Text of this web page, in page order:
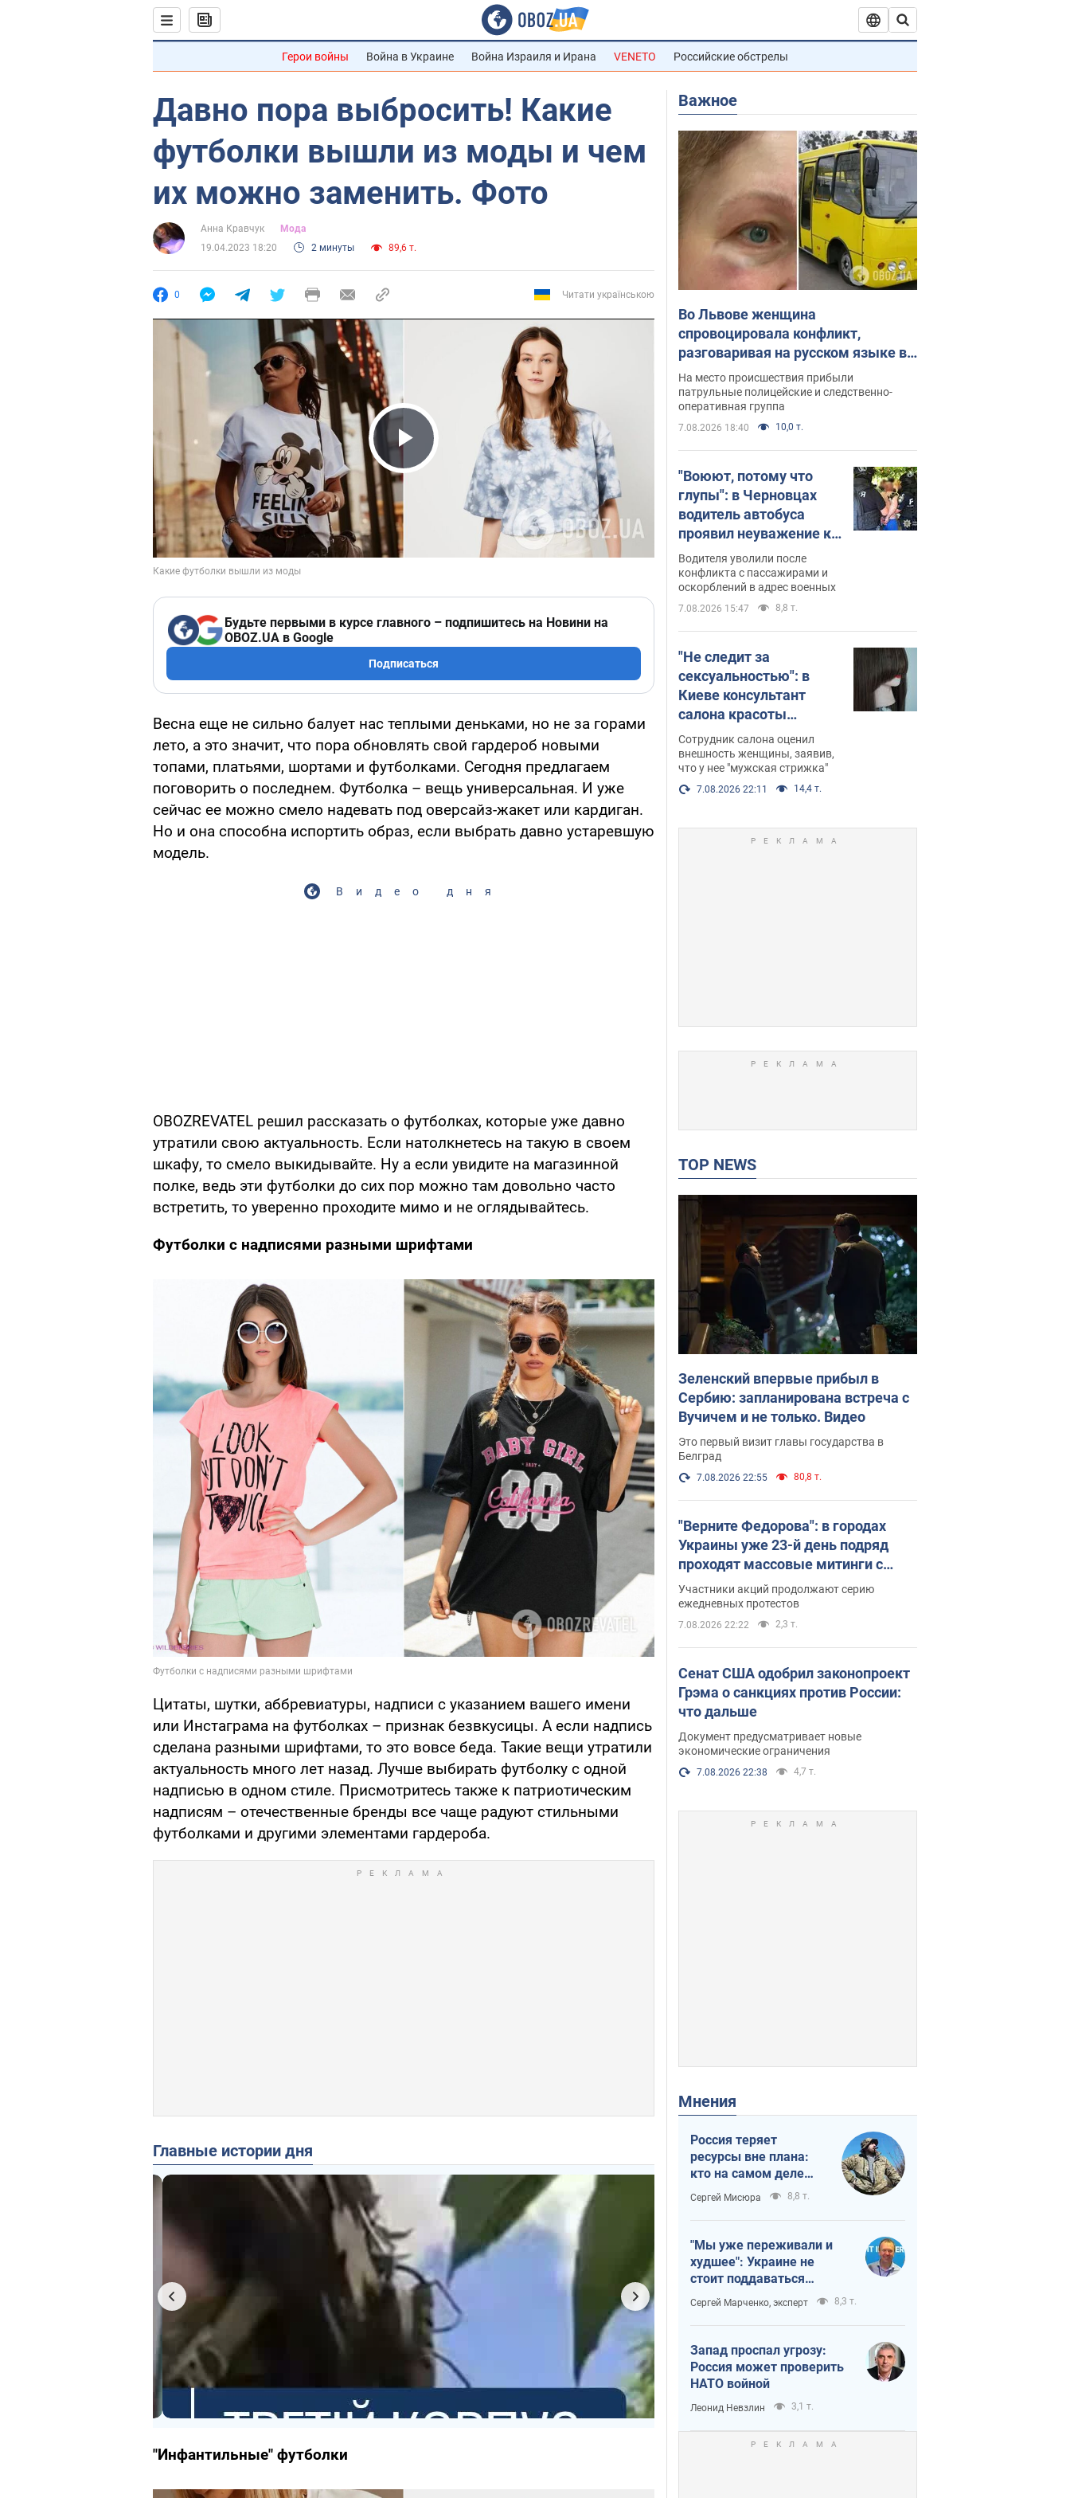
Герои войны Война в Украине Война Израиля и Ирана VENETO Российские обстрелы
Давно пора выбросить! Какие
футболки вышли из моды и чем
их можно заменить. Фото
Анна Кравчук
Мода
19.04.2023 18:20
2 минуты 89,6 т.
0 Читати українською
Play Video
Будьте первыми в курсе главного – подпишитесь на Новини на
OBOZ.UA в Google
Подписаться
Весна еще не сильно балует нас теплыми деньками, но не за горами
лето, а это значит, что пора обновлять свой гардероб новыми
топами, платьями, шортами и футболками. Сегодня предлагаем
поговорить о последнем. Футболка – вещь универсальная. И уже
сейчас ее можно смело надевать под оверсайз-жакет или кардиган.
Но и она способна испортить образ, если выбрать давно устаревшую
модель.
Видео дня
OBOZREVATEL решил рассказать о футболках, которые уже давно
утратили свою актуальность. Если натолкнетесь на такую в своем
шкафу, то смело выкидывайте. Ну а если увидите на магазинной
полке, ведь эти футболки до сих пор можно там довольно часто
встретить, то уверенно проходите мимо и не оглядывайтесь.
Футболки с надписями разными шрифтами
Цитаты, шутки, аббревиатуры, надписи с указанием вашего имени
или Инстаграма на футболках – признак безвкусицы. А если надпись
сделана разными шрифтами, то это вовсе беда. Такие вещи утратили
актуальность много лет назад. Лучше выбирать футболку с одной
надписью в одном стиле. Присмотритесь также к патриотическим
надписям – отечественные бренды все чаще радуют стильными
футболками и другими элементами гардероба.
Главные истории дня
"Инфантильные" футболки
Важное
Во Львове женщина
спровоцировала конфликт,
разговаривая на русском языке в
маршрутке: полиция составила
административный протокол.
Видео
На место происшествия прибыли
патрульные полицейские и следственно-
оперативная группа
7.08.2026 18:40 10,0 т.
"Воюют, потому что
глупы": в Черновцах
водитель автобуса
проявил неуважение к
украинским военным и
поплатился за это.
Видео
Водителя уволили после
конфликта с пассажирами и
оскорблений в адрес военных
7.08.2026 15:47 8,8 т.
"Не следит за
сексуальностью": в
Киеве консультант
салона красоты
оскорбил женщину
после химиотерапии,
разгорелся скандал.
Фото
Сотрудник салона оценил
внешность женщины, заявив,
что у нее "мужская стрижка"
7.08.2026 22:11 14,4 т.
TOP NEWS
Зеленский впервые прибыл в
Сербию: запланирована встреча с
Вучичем и не только. Видео
Это первый визит главы государства в
Белград
7.08.2026 22:55 80,8 т.
"Верните Федорова": в городах
Украины уже 23-й день подряд
проходят массовые митинги с
плакатами. Фото и видео
Участники акций продолжают серию
ежедневных протестов
7.08.2026 22:22 2,3 т.
Сенат США одобрил законопроект
Грэма о санкциях против России:
что дальше
Документ предусматривает новые
экономические ограничения
7.08.2026 22:38 4,7 т.
Мнения
Россия теряет
ресурсы вне плана:
кто на самом деле
диктует темп войны
Сергей Мисюра 8,8 т.
"Мы уже переживали и
худшее": Украине не
стоит поддаваться
отчаянию из-за
ракетного террора
Сергей Марченко, эксперт 8,3 т.
Запад проспал угрозу:
Россия может проверить
НАТО войной
Леонид Невзлин 3,1 т.